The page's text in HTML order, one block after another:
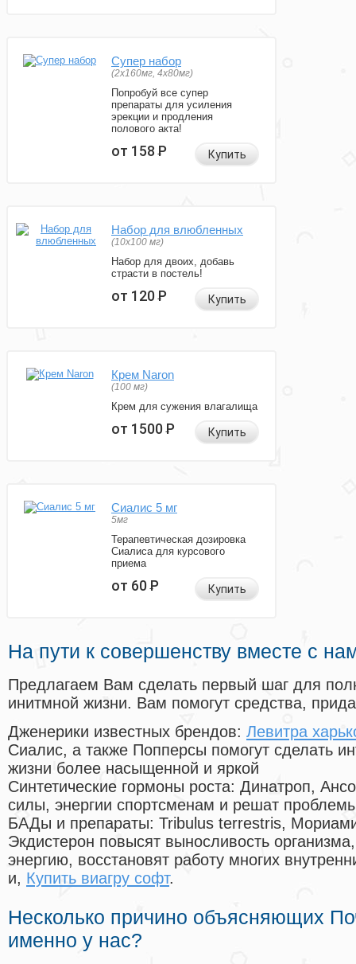
Супер набор
(2х160мг, 4х80мг)
Попробуй все супер
препараты для усиления
эрекции и продления
полового акта!
от 158Р Купить
Набор для влюбленных
(10х100 мг)
Набор для двоих, добавь
страсти в постель!
от 120Р Купить
Крем Naron
(100 мг)
Крем для сужения влагалища
от 1500Р Купить
Сиалис 5 мг
5мг
Терапевтическая дозировка
Сиалиса для курсового
приема
от 60Р Купить
На пути к совершенству вместе с
Предлагаем Вам сделать первый шаг для
инитмной жизни. Вам помогут средства,
Дженерики известных брендов: Левитра
Сиалис, а также Попперсы помогут сделать
жизни более насыщенной и яркой
Синтетические гормоны роста: Динатроп,
силы, энергии спортсменам и решат
БАДы и препараты: Tribulus terrestris,
Экдистерон повысят выносливость
энергию, восстановят работу многих
и, Купить виагру софт.
Несколько причино объясняющих
именно у нас?